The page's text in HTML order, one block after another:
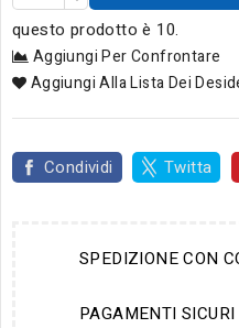
questo prodotto è 10.
Aggiungi Per Confrontare
Aggiungi Alla Lista Dei
Condividi Twitta
SPEDIZIONE CON
PAGAMENTI